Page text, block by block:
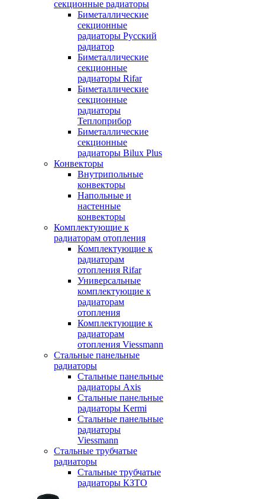
секционные радиаторы
Биметаллические
секционные
радиаторы Русский
радиатор
Биметаллические
секционные
радиаторы Rifar
Биметаллические
секционные
радиаторы
Теплоприбор
Биметаллические
секционные
радиаторы Bilux Plus
Конвекторы
Внутрипольные
конвекторы
Напольные и
настенные
конвекторы
Комплектующие к
радиаторам отопления
Комплектующие к
радиаторам
отопления Rifar
Универсальные
комплектующие к
радиаторам
отопления
Комплектующие к
радиаторам
отопления Viessmann
Стальные панельные
радиаторы
Стальные панельные
радиаторы Axis
Стальные панельные
радиаторы Kermi
Стальные панельные
радиаторы
Viessmann
Стальные трубчатые
радиаторы
Стальные трубчатые
радиаторы КЗТО